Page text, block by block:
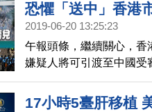
恐懼「送中」香港
2019-06-20 13:25:23
午報頭條，繼續關心，香
嫌疑人將可引渡至中國受
議，現在，許多市民到中
行，
17小時5臺肝移植